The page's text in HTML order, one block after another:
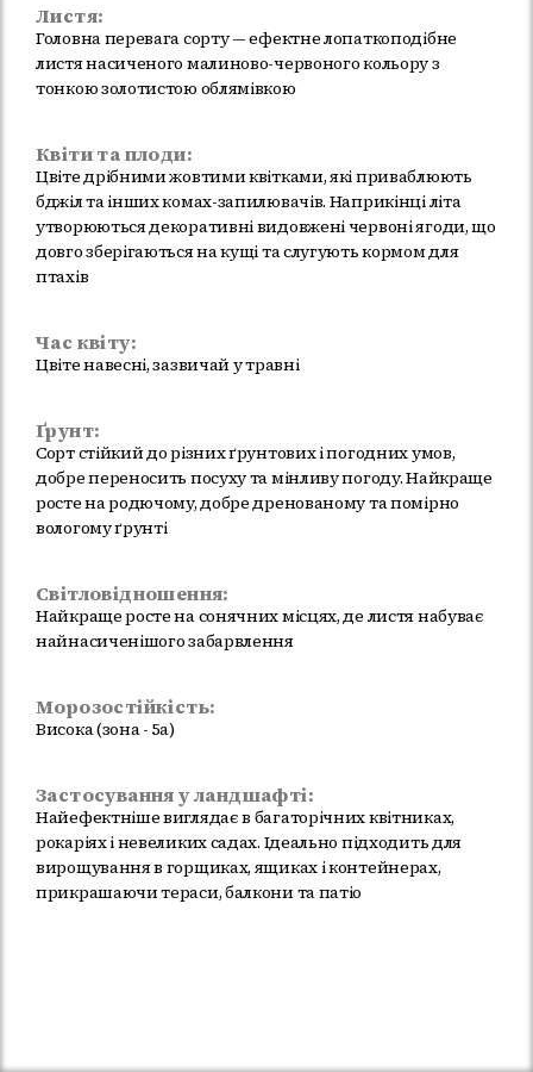
Листя:
Головна перевага сорту — ефектне лопаткоподібне
листя насиченого малиново-червоного кольору з
тонкою золотистою облямівкою
Квіти та плоди:
Цвіте дрібними жовтими квітками, які приваблюють
бджіл та інших комах-запилювачів. Наприкінці літа
утворюються декоративні видовжені червоні ягоди, що
довго зберігаються на кущі та слугують кормом для
птахів
Час квіту:
Цвіте навесні, зазвичай у травні
Ґрунт:
Сорт стійкий до різних ґрунтових і погодних умов,
добре переносить посуху та мінливу погоду. Найкраще
росте на родючому, добре дренованому та помірно
вологому ґрунті
Світловідношення:
Найкраще росте на сонячних місцях, де листя набуває
найнасиченішого забарвлення
Морозостійкість:
Висока (зона - 5а)
Застосування у ландшафті:
Найефектніше виглядає в багаторічних квітниках,
рокаріях і невеликих садах. Ідеально підходить для
вирощування в горщиках, ящиках і контейнерах,
прикрашаючи тераси, балкони та патіо